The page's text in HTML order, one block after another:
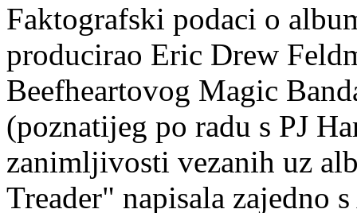
Faktografski podaci o
producirao Eric Drew
Beefheartovog Magic
(poznatijeg po radu s PJ
zanimljivosti vezanih uz
Treader" napisala zajedno